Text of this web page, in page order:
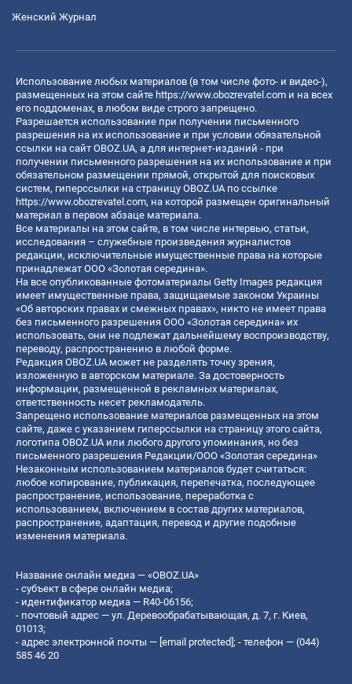
Женский Журнал
Использование любых материалов (в том числе фото- и видео-),
размещенных на этом сайте https://www.obozrevatel.com и на всех
его поддоменах, в любом виде строго запрещено.
Разрешается использование при получении письменного
разрешения на их использование и при условии обязательной
ссылки на сайт OBOZ.UA, а для интернет-изданий - при
получении письменного разрешения на их использование и при
обязательном размещении прямой, открытой для поисковых
систем, гиперссылки на страницу OBOZ.UA по ссылке
https://www.obozrevatel.com, на которой размещен оригинальный
материал в первом абзаце материала.
Все материалы на этом сайте, в том числе интервью, статьи,
исследования – служебные произведения журналистов
редакции, исключительные имущественные права на которые
принадлежат ООО «Золотая середина».
На все опубликованные фотоматериалы Getty Images редакция
имеет имущественные права, защищаемые законом Украины
«Об авторских правах и смежных правах», никто не имеет права
без письменного разрешения ООО «Золотая середина» их
использовать, они не подлежат дальнейшему воспроизводству,
переводу, распространению в любой форме.
Редакция OBOZ.UA может не разделять точку зрения,
изложенную в авторском материале. За достоверность
информации, размещенной в рекламных материалах,
ответственность несет рекламодатель.
Запрещено использование материалов размещенных на этом
сайте, даже с указанием гиперссылки на страницу этого сайта,
логотипа OBOZ.UA или любого другого упоминания, но без
письменного разрешения Редакции/ООО «Золотая середина»
Незаконным использованием материалов будет считаться:
любое копирование, публикация, перепечатка, последующее
распространение, использование, переработка с
использованием, включением в состав других материалов,
распространение, адаптация, перевод и другие подобные
изменения материала.
Название онлайн медиа — «OBOZ.UA»
- субъект в сфере онлайн медиа;
- идентификатор медиа — R40-06156;
- почтовый адрес — ул. Деревообрабатывающая, д. 7, г. Киев,
01013;
- адрес электронной почты — [email protected] ; - телефон — (044)
585 46 20